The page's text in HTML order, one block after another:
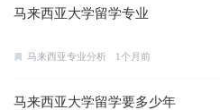
马来西亚大学留学专业
马来西亚专业分析 1个月前
马来西亚大学留学要多少年